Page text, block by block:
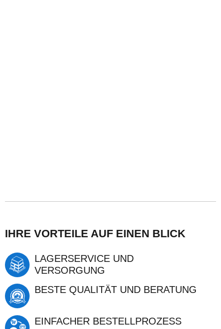
IHRE VORTEILE AUF EINEN BLICK
LAGERSERVICE UND
VERSORGUNG
BESTE QUALITÄT UND BERATUNG
EINFACHER BESTELLPROZESS